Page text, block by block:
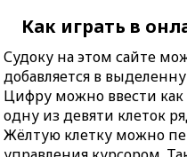
Как играть в
Судоку на этом сайте
добавляется в
Цифру можно ввести как
одну из девяти клеток
Жёлтую клетку можно